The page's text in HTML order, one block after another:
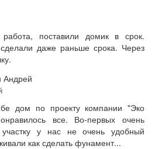
поставили домик в срок.
даже раньше срока. Через
дом по проекту компании "Эко
все. Во-первых очень
у нас не очень удобный
как сделать фунамент...